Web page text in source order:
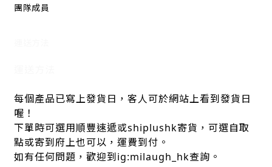
團隊成員
每個產品已寫上發貨日，客人可於網站上看到發貨日
喔！
下單時可選用順豐速遞或shiplushk寄貨，可選自取
點或寄到府上也可以，運費到付。
如有任何問題，歡迎到ig:milaugh_hk查詢。